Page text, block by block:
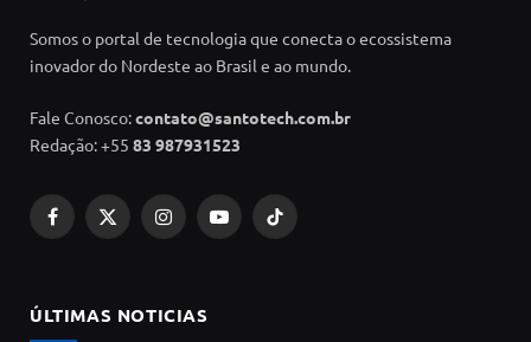
Somos o portal de tecnologia que conecta o ecossistema
inovador do Nordeste ao Brasil e ao mundo.
Fale Conosco:contato@santotech.com.br
Redação: +55 83 987931523
Facebook
X
InstagramYouTubeTikTok
ÚLTIMAS NOTICIAS